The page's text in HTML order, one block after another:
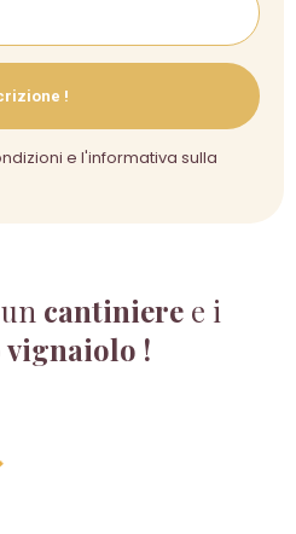
cantiniere e i
!
!
e l'informativa sulla